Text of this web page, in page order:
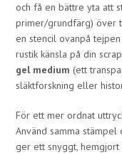
och få en bättre yta att
primer/grundfärg) över
en stencil ovanpå
rustik känsla på din
gel medium (ett
släktforskning eller
För ett mer ordnat
Använd samma
ger ett snyggt, hemgjort